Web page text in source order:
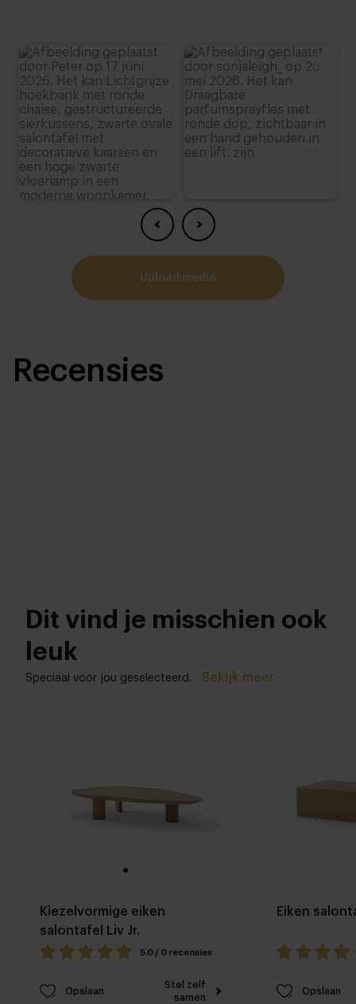
upload media
Recensies
Dit vind je misschien ook
leuk
Speciaal voor jou geselecteerd. Bekijk meer
Kiezelvormige eiken
salontafel Liv Jr.
5.0 / 0 recensies
Opslaan
Stel zelf
samen
Eiken
Opslaan